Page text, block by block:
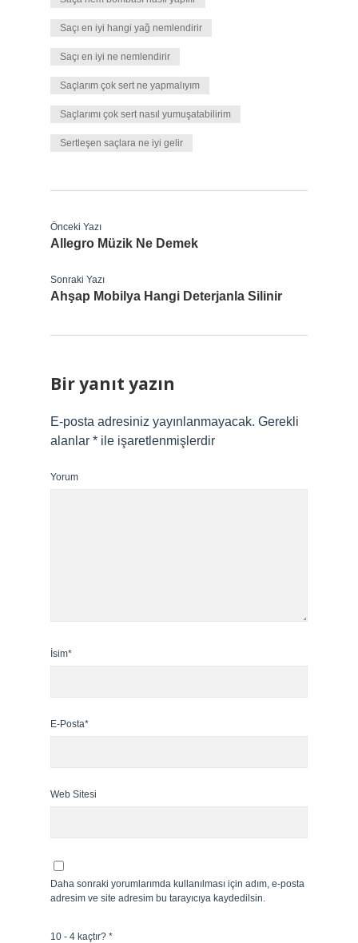
Saçı en iyi hangi yağ nemlendirir
Saçı en iyi ne nemlendirir
Saçlarım çok sert ne yapmalıyım
Saçlarımı çok sert nasıl yumuşatabilirim
Sertleşen saçlara ne iyi gelir
Önceki Yazı
Allegro Müzik Ne Demek
Sonraki Yazı
Ahşap Mobilya Hangi Deterjanla Silinir
Bir yanıt yazın
E-posta adresiniz yayınlanmayacak. Gerekli
alanlar * ile işaretlenmişlerdir
Yorum
İsim*
E-Posta*
Web Sitesi
Daha sonraki yorumlarımda kullanılması için adım, e-posta
adresim ve site adresim bu tarayıcıya kaydedilsin.
10 - 4 kaçtır? *